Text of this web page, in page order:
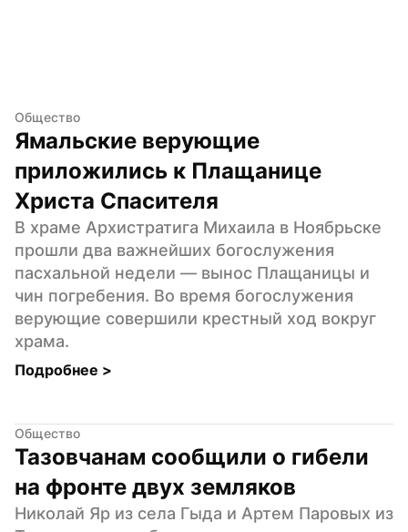
Общество
Ямальские верующие
приложились к Плащанице
Христа Спасителя
В храме Архистратига Михаила в Ноябрьске
прошли два важнейших богослужения
пасхальной недели — вынос Плащаницы и
чин погребения. Во время богослужения
верующие совершили крестный ход вокруг
храма.
Подробнее >
Общество
Тазовчанам сообщили о гибели
на фронте двух земляков
Николай Яр из села Гыда и Артем Паровых из